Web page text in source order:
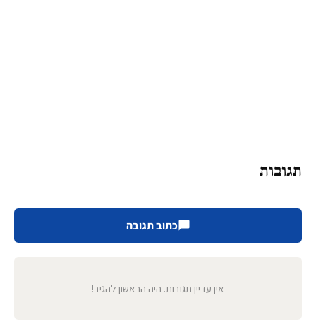
תגובות
כתוב תגובה
אין עדיין תגובות. היה הראשון להגיב!